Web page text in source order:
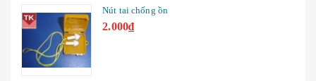
Nút tai chống ồn
2.000₫